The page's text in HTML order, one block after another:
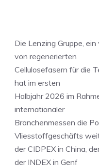
Die Lenzing Gruppe,
von regenerierten
Cellulosefasern für die
hat im ersten
Halbjahr 2026 im
internationaler
Branchenmessen die
Vliesstoffgeschäfts
der CIDPEX in China,
der INDEX in Genf